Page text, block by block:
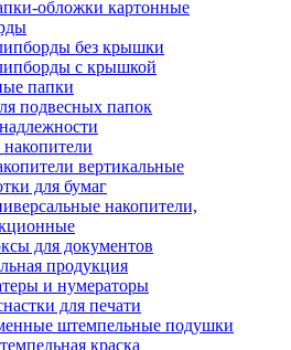
обложки картонные
без крышки
с крышкой
папки
подвесных папок
вертикальные
для бумаг
накопители,
для документов
продукция
и нумераторы
для печати
штемпельные подушки
краска